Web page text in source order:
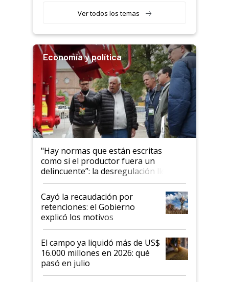
Ver todos los temas
Economía y política
"Hay normas que están escritas
como si el productor fuera un
delincuente”: la desregulación llegó
al Congreso Aapresid y hasta se
habló del financiamiento al IPCVA
Cayó la recaudación por
retenciones: el Gobierno
explicó los motivos
El campo ya liquidó más de US$
16.000 millones en 2026: qué
pasó en julio